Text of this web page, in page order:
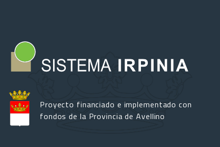
Proyecto financiado e implementado con
fondos de la Provincia de Avellino